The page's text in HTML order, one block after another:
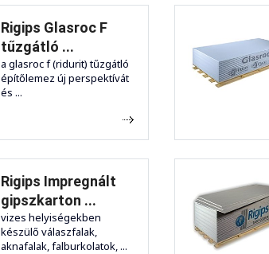
Rigips Glasroc F
tűzgátló ...
a glasroc f (ridurit) tűzgátló
építőlemez új perspektívát
és ...
Rigips Impregnált
gipszkarton ...
vizes helyiségekben
készülő válaszfalak,
aknafalak, falburkolatok, ...